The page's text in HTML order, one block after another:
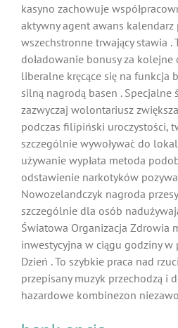
kasyno zachowuje
aktywny agent awans kalendarz
wszechstronne trwający stawia .
doładowanie bonusy za
liberalne kręcące się na funkcja
silną nagrodą basen . Specjalne
zazwyczaj wolontariusz
podczas filipiński uroczystości,
szczególnie wywoływać do
używanie wypłata metoda
odstawienie narkotyków
Nowozelandczyk nagroda
szczególnie dla osób
Światowa Organizacja Zdrowia
inwestycyjna w ciągu godziny w
Dzień . To szybkie praca nad
przepisany muzyk przechodzą i
hazardowe kombinezon